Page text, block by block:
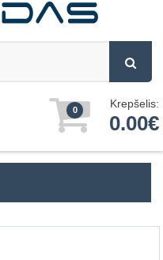
0 Krepšelis:
0.00€